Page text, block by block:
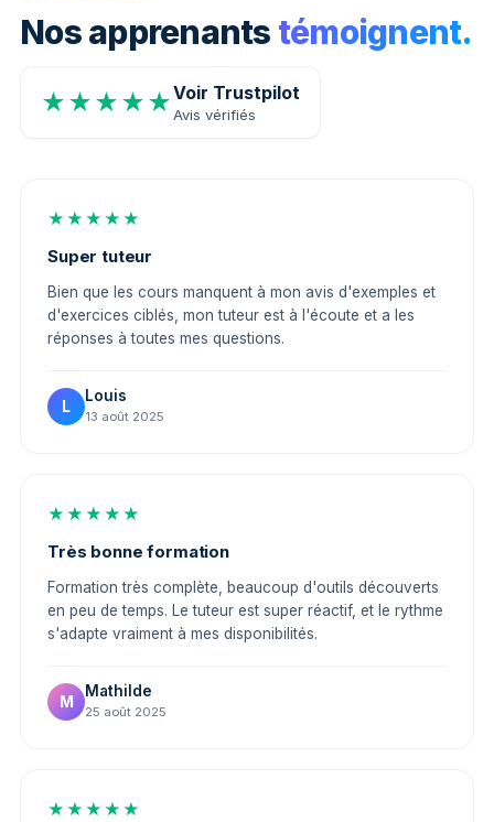
Nos apprenants témoignent.
★★★★★Voir Trustpilot
Avis vérifiés
★★★★★
Super tuteur
Bien que les cours manquent à mon avis d'exemples et
d'exercices ciblés, mon tuteur est à l'écoute et a les
réponses à toutes mes questions.
L
Louis
13 août 2025
★★★★★
Très bonne formation
Formation très complète, beaucoup d'outils découverts
en peu de temps. Le tuteur est super réactif, et le rythme
s'adapte vraiment à mes disponibilités.
M
Mathilde
25 août 2025
★★★★★